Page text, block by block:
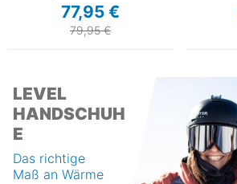
77,95 €
79,95 €
LEVEL
HANDSCHUH
E
Das richtige
Maß an Wärme